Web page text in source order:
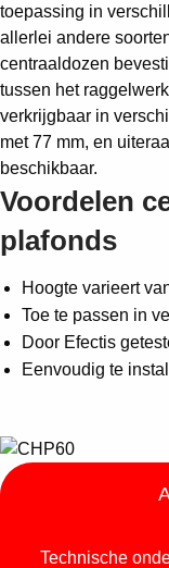
Suggestions
Shopping list preview
toepassing in
allerlei andere
centraaldozen
tussen het
verkrijgbaar in
met 77 mm, en
beschikbaar.
Voordelen
plafonds
Hoogte varieert
Toe te passen in
Door Efectis
Eenvoudig te
Technische